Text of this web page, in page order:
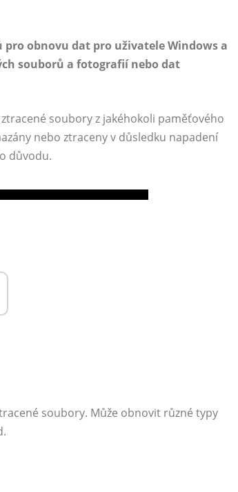
obnovu dat pro uživatele Windows a
souborů a fotografií nebo dat
soubory z jakéhokoli paměťového
nebo ztraceny v důsledku napadení
důvodu.
soubory. Může obnovit různé typy